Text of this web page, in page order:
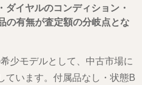
ダイヤルのコンディション・
の有無が査定額の分岐点とな
少モデルとして、中古市場に
ています。付属品なし・状態B